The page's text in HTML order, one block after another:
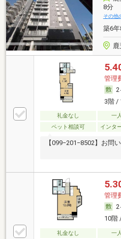
8分
その他
築6
管理
2
3階 /
礼金なし 一
ペット相談可
インタ
【099−201−8502】お問
管理
2
10階
礼金なし 一